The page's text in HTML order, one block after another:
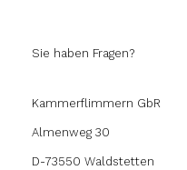
Sie haben Fragen?
Kammerflimmern GbR
Almenweg 30
D-73550 Waldstetten